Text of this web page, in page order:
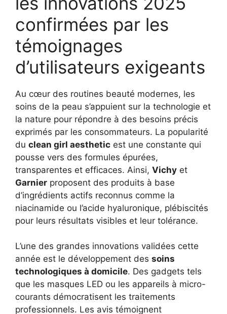
confirmées par les
témoignages
d’utilisateurs exigeants
Au cœur des routines beauté modernes, les
soins de la peau s’appuient sur la technologie et
la nature pour répondre à des besoins précis
exprimés par les consommateurs. La popularité
du clean girl aesthetic est une constante qui
pousse vers des formules épurées,
transparentes et efficaces. Ainsi, Vichy et
Garnier proposent des produits à base
d’ingrédients actifs reconnus comme la
niacinamide ou l’acide hyaluronique, plébiscités
pour leurs résultats visibles et leur tolérance.
L’une des grandes innovations validées cette
année est le développement des soins
technologiques à domicile. Des gadgets tels
que les masques LED ou les appareils à micro-
courants démocratisent les traitements
professionnels. Les avis témoignent